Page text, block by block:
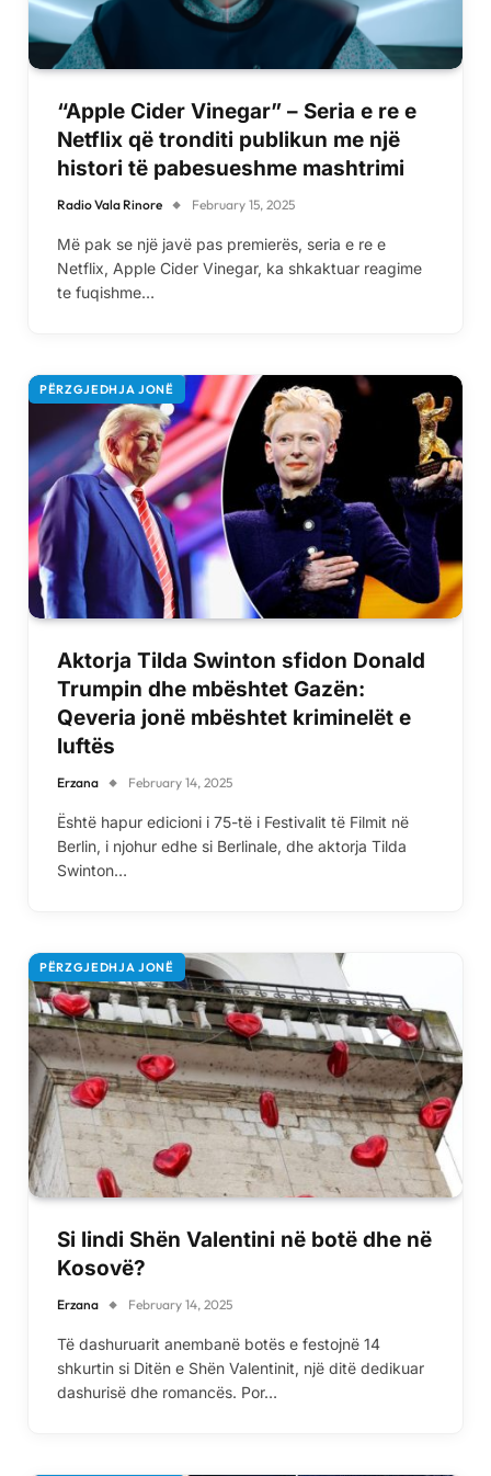
“Apple Cider Vinegar” – Seria e re e
Netflix që tronditi publikun me një
histori të pabesueshme mashtrimi
Radio Vala Rinore February 15, 2025
Më pak se një javë pas premierës, seria e re e
Netflix, Apple Cider Vinegar, ka shkaktuar reagime
te fuqishme…
PËRZGJEDHJA JONË
Aktorja Tilda Swinton sfidon Donald
Trumpin dhe mbështet Gazën:
Qeveria jonë mbështet kriminelët e
luftës
Erzana February 14, 2025
Është hapur edicioni i 75-të i Festivalit të Filmit në
Berlin, i njohur edhe si Berlinale, dhe aktorja Tilda
Swinton…
PËRZGJEDHJA JONË
Si lindi Shën Valentini në botë dhe në
Kosovë?
Erzana February 14, 2025
Të dashuruarit anembanë botës e festojnë 14
shkurtin si Ditën e Shën Valentinit, një ditë dedikuar
dashurisë dhe romancës. Por…